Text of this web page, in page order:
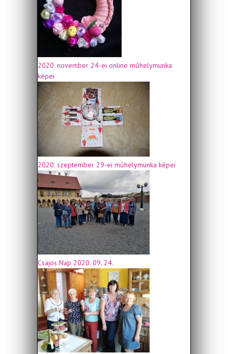
2020. november 24-ei online műhelymunka
képei
2020. szeptember 29-ei műhelymunka képei
Csajos Nap 2020. 09. 24.